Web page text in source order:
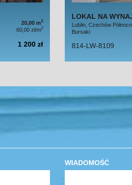
20,00 m2
60,00 zł/m2
1 200 zł
LOKAL NA
Lublin, Czechów
Bursaki
814-LW-8109
WIADOMOŚĆ